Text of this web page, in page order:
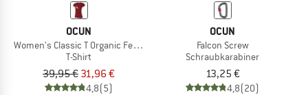
OCUN
Women's Classic T Organic Feather
T-Shirt
39,95 € 31,96 €
4,8(5)
OCUN
Falcon Screw
Schraubkarabiner
13,25 €
4,8(20)